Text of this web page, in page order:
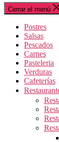
Cerrar el menú
Postres
Salsas
Pescados
Carnes
Pasteleria
Verduras
Cafeterías